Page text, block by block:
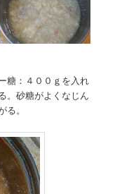
糖：４００ｇを入れ
。砂糖がよくなじん
。